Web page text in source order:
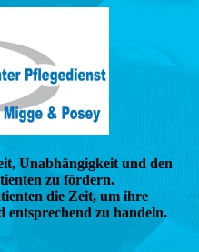
Unabhängigkeit und den
zu fördern.
die Zeit, um ihre
entsprechend zu handeln.